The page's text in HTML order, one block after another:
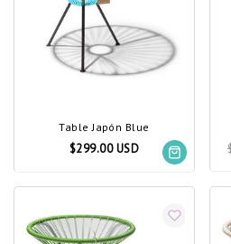
Table Japón Blue
$299.00 USD